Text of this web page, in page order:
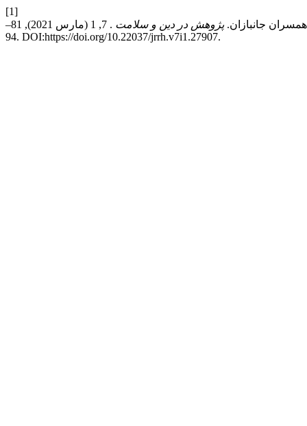
[1]
پژوهش در دین و سلامت
. 7, 1 (مارس 2021), 81–
94. DOI:https://doi.org/10.22037/jrrh.v7i1.27907.